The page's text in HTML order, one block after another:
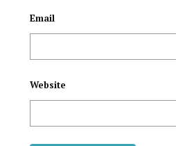
Email
Website